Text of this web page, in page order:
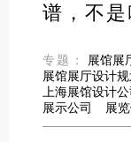
谱，不是
专题： 展馆展
展馆展厅设计规
上海展馆设计公
展示公司
展